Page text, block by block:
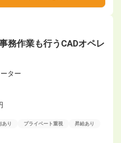
務作業も行うCADオペレ
ター
あり プライベート重視 昇給あり